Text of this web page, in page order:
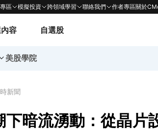
區 模擬投資 跨領域學習 聯絡我們 作者專區關於
容 自選股
美股學院
新聞
暗流湧動：從晶片